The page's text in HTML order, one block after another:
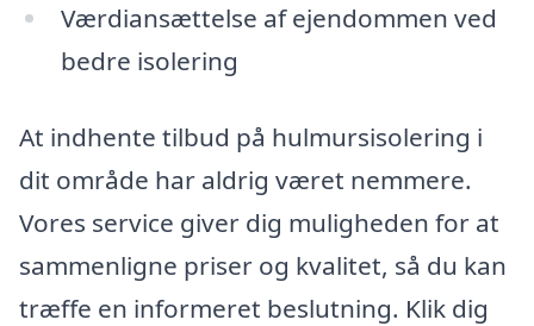
Værdiansættelse af ejendommen ved
bedre isolering
At indhente tilbud på hulmursisolering i
dit område har aldrig været nemmere.
Vores service giver dig muligheden for at
sammenligne priser og kvalitet, så du kan
træffe en informeret beslutning. Klik dig